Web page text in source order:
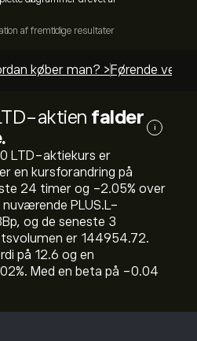
af fremtidige resultater
køber man? > Førende
aktien falder
i
LTD-aktiekurs er
en kursforandring på
24 timer og ‎-2.05‎% over
nuværende PLUS.L-
og de seneste 3
er 144954.72.
på 12.6 og en
Med en beta på -0.04